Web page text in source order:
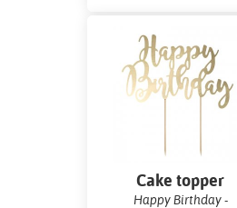
Cake topper
Happy Birthday -